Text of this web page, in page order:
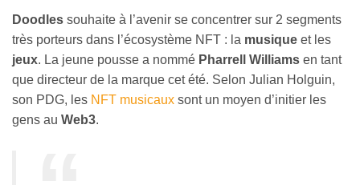
Doodles souhaite à l’avenir se concentrer sur 2 segments
très porteurs dans l’écosystème NFT : la musique et les
jeux. La jeune pousse a nommé Pharrell Williams en tant
que directeur de la marque cet été. Selon Julian Holguin,
son PDG, les NFT musicaux sont un moyen d’initier les
gens au Web3.